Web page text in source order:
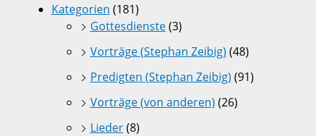
Kategorien (181)
Gottesdienste(3)
Vorträge (Stephan Zeibig) (48)
Predigten (Stephan Zeibig) (91)
Vorträge (von anderen) (26)
Lieder(8)